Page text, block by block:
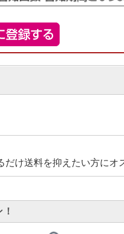
け送料を抑えたい方にオ